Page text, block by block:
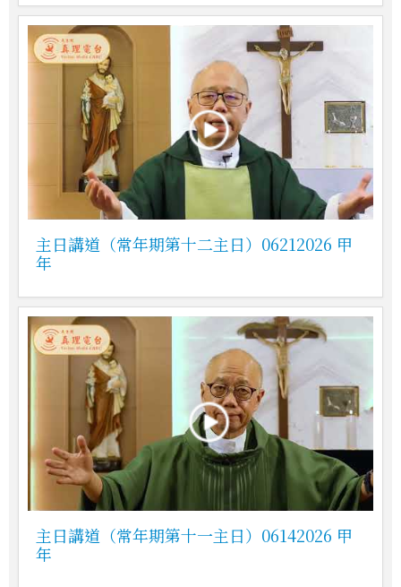
主日講道（常年期第十二主日）06212026 甲
年
主日講道（常年期第十一主日）06142026 甲
年